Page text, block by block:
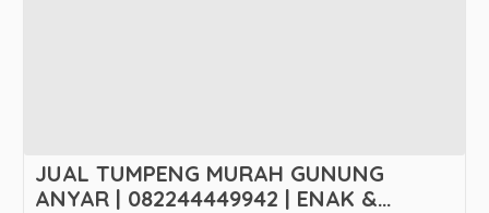
JUAL TUMPENG MURAH GUNUNG
ANYAR | 082244449942 | ENAK &